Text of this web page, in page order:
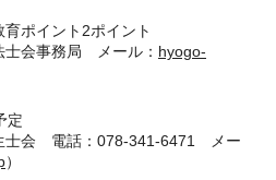
ポイント2ポイント
士会事務局 メール： hyogo-
定
士会 電話：078-341-6471 メー
）